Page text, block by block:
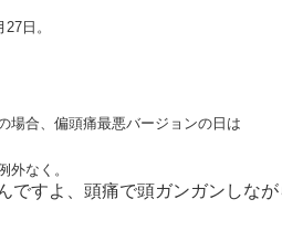
日。
場合、偏頭痛最悪バージョンの日は
外なく。
すよ、頭痛で頭ガンガンしなが